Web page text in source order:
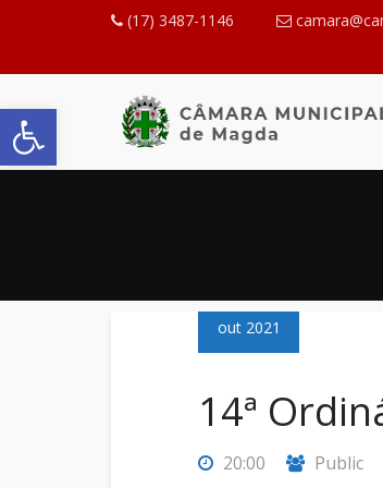
Abrir a barra de ferramentas
(17) 3487-1146
13
out 2021
14ª
20:00 Public